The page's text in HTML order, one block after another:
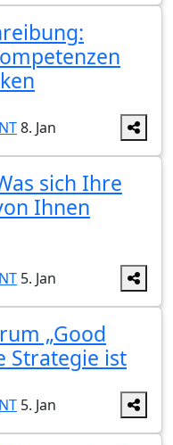
8. Jan
sich Ihre
Ihnen
5. Jan
„Good
Strategie ist
5. Jan